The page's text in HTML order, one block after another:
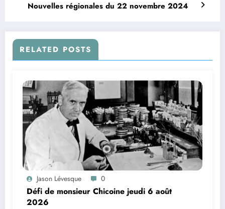
Nouvelles régionales du 22 novembre 2024
RELATED POSTS
Jason Lévesque 0
Défi de monsieur Chicoine jeudi 6 août
2026